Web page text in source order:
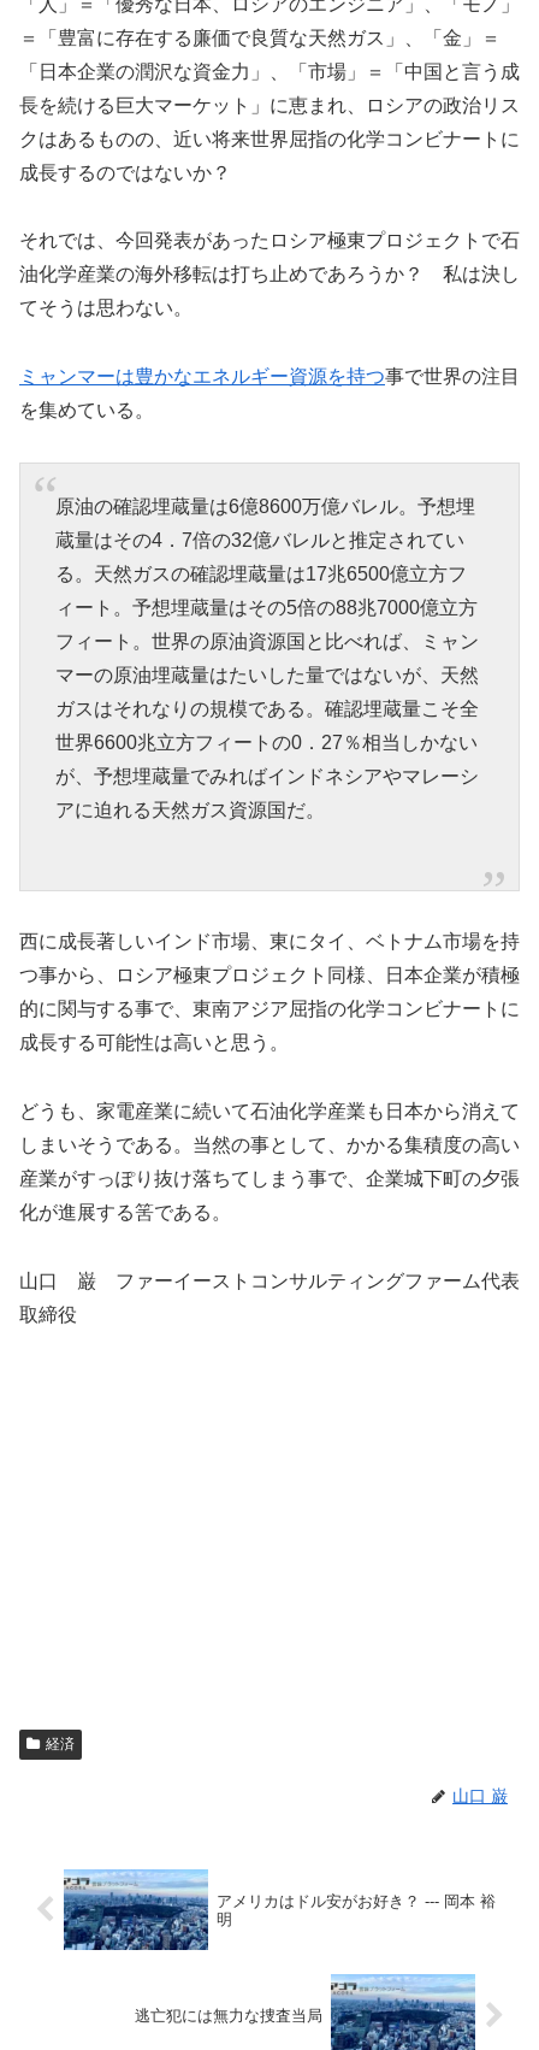
＝「豊富に存在する廉価で良質な天然ガス」、「金」＝
「日本企業の潤沢な資金力」、「市場」＝「中国と言う成
長を続ける巨大マーケット」に恵まれ、ロシアの政治リス
クはあるものの、近い将来世界屈指の化学コンビナートに
成長するのではないか？
それでは、今回発表があったロシア極東プロジェクトで石
油化学産業の海外移転は打ち止めであろうか？ 私は決し
てそうは思わない。
ミャンマーは豊かなエネルギー資源を持つ事で世界の注目
を集めている。
原油の確認埋蔵量は6億8600万億バレル。予想埋
蔵量はその4．7倍の32億バレルと推定されてい
る。天然ガスの確認埋蔵量は17兆6500億立方フ
ィート。予想埋蔵量はその5倍の88兆7000億立方
フィート。世界の原油資源国と比べれば、ミャン
マーの原油埋蔵量はたいした量ではないが、天然
ガスはそれなりの規模である。確認埋蔵量こそ全
世界6600兆立方フィートの0．27％相当しかない
が、予想埋蔵量でみればインドネシアやマレーシ
アに迫れる天然ガス資源国だ。
西に成長著しいインド市場、東にタイ、ベトナム市場を持
つ事から、ロシア極東プロジェクト同様、日本企業が積極
的に関与する事で、東南アジア屈指の化学コンビナートに
成長する可能性は高いと思う。
どうも、家電産業に続いて石油化学産業も日本から消えて
しまいそうである。当然の事として、かかる集積度の高い
産業がすっぽり抜け落ちてしまう事で、企業城下町の夕張
化が進展する筈である。
山口 巌 ファーイーストコンサルティングファーム代表
取締役
経済
山口 巌
アメリカはドル安がお好き？ --- 岡本 裕
明
逃亡犯には無力な捜査当局